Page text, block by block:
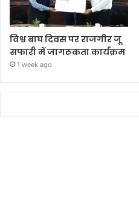
विश्व बाघ दिवस पर राजगीर जू
सफारी में जागरूकता कार्यक्रम
1 week ago